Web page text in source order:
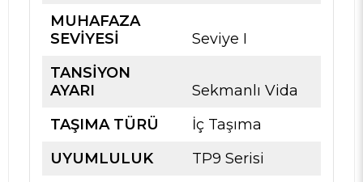
MUHAFAZA
SEVIYESI
Seviye I
TANSIYON
AYARI
Sekmanlı Vida
TAŞIMA TÜRÜ
İç Taşıma
UYUMLULUK
TP9 Serisi